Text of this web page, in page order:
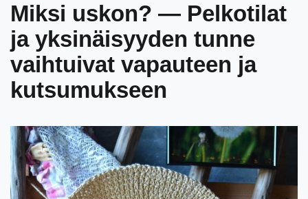
Miksi uskon? — Pelkotilat
ja yksinäisyyden tunne
vaihtuivat vapauteen ja
kutsumukseen